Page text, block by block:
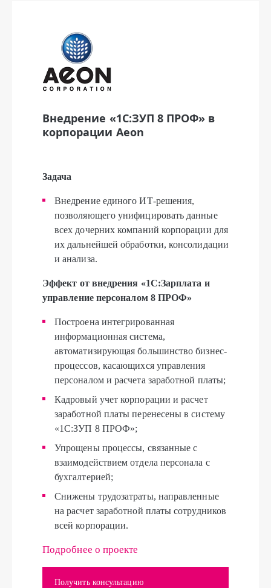
Внедрение «1С:ЗУП 8 ПРОФ» в
корпорации Aeon
Задача
Внедрение единого ИТ-решения,
позволяющего унифицировать данные
всех дочерних компаний корпорации для
их дальнейшей обработки, консолидации
и анализа.
Эффект от внедрения «1С:Зарплата и
управление персоналом 8 ПРОФ»
Построена интегрированная
информационная система,
автоматизирующая большинство бизнес-
процессов, касающихся управления
персоналом и расчета заработной платы;
Кадровый учет корпорации и расчет
заработной платы перенесены в систему
«1С:ЗУП 8 ПРОФ»;
Упрощены процессы, связанные с
взаимодействием отдела персонала с
бухгалтерией;
Снижены трудозатраты, направленные
на расчет заработной платы сотрудников
всей корпорации.
Подробнее о проекте
Получить консультацию